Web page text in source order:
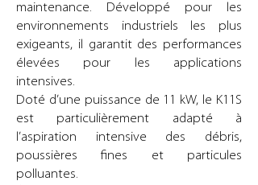
maintenance. Développé pour les
environnements industriels les plus
exigeants, il garantit des performances
élevées pour les applications
intensives.
Doté d’une puissance de 11 kW, le K11S
est particulièrement adapté à
l’aspiration intensive des débris,
poussières fines et particules
polluantes.